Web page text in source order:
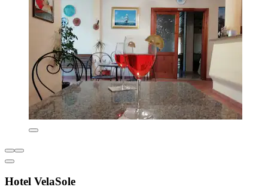
Hotel VelaSole